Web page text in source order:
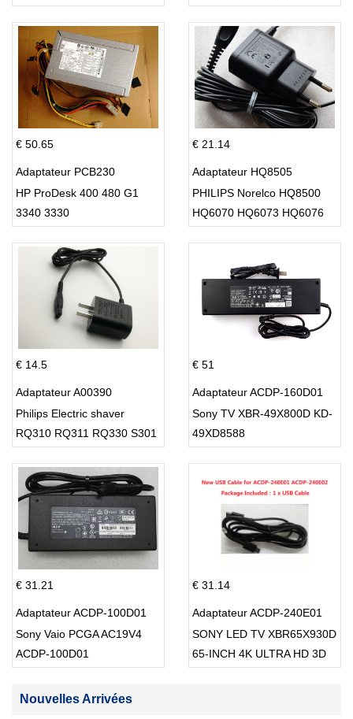
€ 50.65
Adaptateur PCB230
HP ProDesk 400 480 G1
3340 3330
€ 21.14
Adaptateur HQ8505
PHILIPS Norelco HQ8500
HQ6070 HQ6073 HQ6076
€ 14.5
Adaptateur A00390
Philips Electric shaver
RQ310 RQ311 RQ330 S301
€ 51
Adaptateur ACDP-160D01
Sony TV XBR-49X800D KD-
49XD8588
€ 31.21
Adaptateur ACDP-100D01
Sony Vaio PCGA AC19V4
ACDP-100D01
€ 31.14
Adaptateur ACDP-240E01
SONY LED TV XBR65X930D
65-INCH 4K ULTRA HD 3D
Nouvelles Arrivées